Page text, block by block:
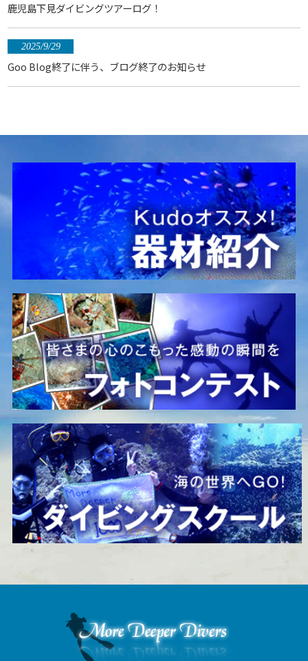
鹿児島下見ダイビングツアーログ！
2025/9/29
Goo Blog終了に伴う、ブログ終了のお知らせ